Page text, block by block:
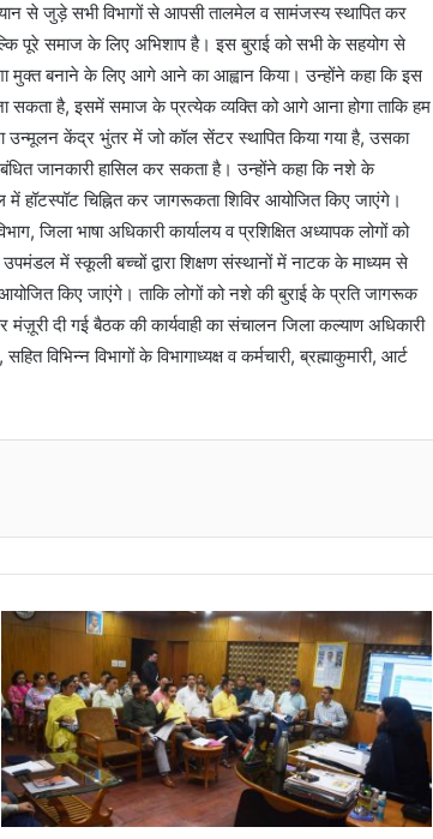
से जुड़े सभी विभागों से आपसी तालमेल व सामंजस्य स्थापित कर
पूरे समाज के लिए अभिशाप है। इस बुराई को सभी के सहयोग से
मुक्त बनाने के लिए आगे आने का आह्वान किया। उन्होंने कहा कि इस
सकता है, इसमें समाज के प्रत्येक व्यक्ति को आगे आना होगा ताकि हम
केंद्र भुंतर में जो कॉल सेंटर स्थापित किया गया है, उसका
जानकारी हासिल कर सकता है। उन्होंने कहा कि नशे के
चिह्नित कर जागरूकता शिविर आयोजित किए जाएंगे।
जिला भाषा अधिकारी कार्यालय व प्रशिक्षित अध्यापक लोगों को
में स्कूली बच्चों द्वारा शिक्षण संस्थानों में नाटक के माध्यम से
किए जाएंगे। ताकि लोगों को नशे की बुराई के प्रति जागरूक
दी गई बैठक की कार्यवाही का संचालन जिला कल्याण अधिकारी
विभिन्न विभागों के विभागाध्यक्ष व कर्मचारी, ब्रह्माकुमारी, आर्ट